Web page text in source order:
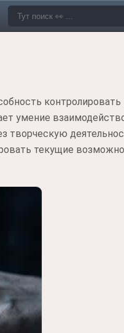
контролировать
умение
творческую
текущие